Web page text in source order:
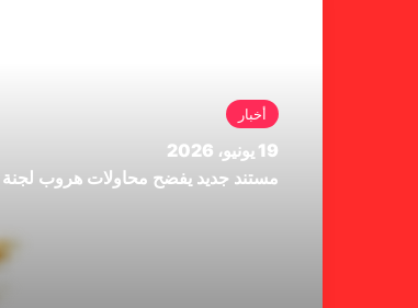
أخبار
19 يونيو، 2026
مستند جديد يفضح محاولات هروب لجنة